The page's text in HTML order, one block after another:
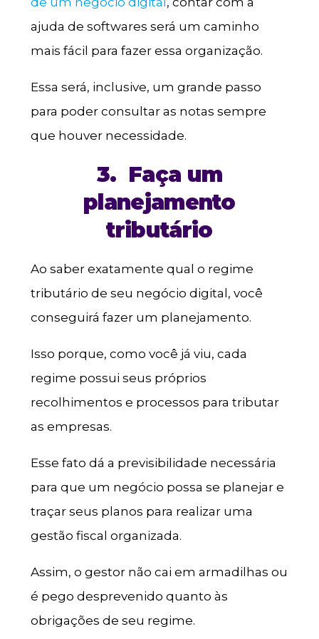
ajuda de softwares será um caminho
mais fácil para fazer essa organização.
Essa será, inclusive, um grande passo
para poder consultar as notas sempre
que houver necessidade.
3. Faça um
planejamento
tributário
Ao saber exatamente qual o regime
tributário de seu negócio digital, você
conseguirá fazer um planejamento.
Isso porque, como você já viu, cada
regime possui seus próprios
recolhimentos e processos para tributar
as empresas.
Esse fato dá a previsibilidade necessária
para que um negócio possa se planejar e
traçar seus planos para realizar uma
gestão fiscal organizada.
Assim, o gestor não cai em armadilhas ou
é pego desprevenido quanto às
obrigações de seu regime.